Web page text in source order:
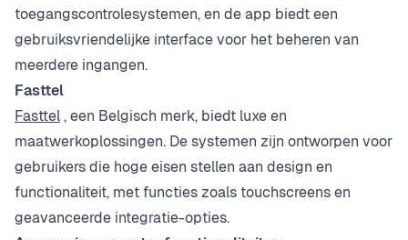
toegangscontrolesystemen, en de app biedt een
gebruiksvriendelijke interface voor het beheren van
meerdere ingangen.
Fasttel
Fasttel, een Belgisch merk, biedt luxe en
maatwerkoplossingen. De systemen zijn ontworpen voor
gebruikers die hoge eisen stellen aan design en
functionaliteit, met functies zoals touchscreens en
geavanceerde integratie-opties.